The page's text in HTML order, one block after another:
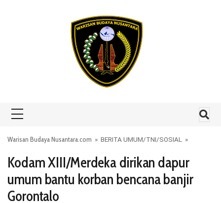
Warisan Budaya Nusantara.com » BERITA UMUM/TNI/SOSIAL »
Kodam XIII/Merdeka dirikan dapur
umum bantu korban bencana banjir
Gorontalo